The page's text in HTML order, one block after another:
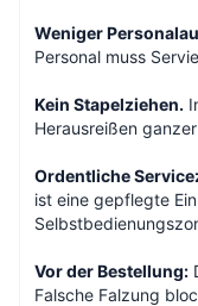
Weniger
Personal muss
Kein Stapelziehen.
Herausreißen
Ordentliche
ist eine gepflegte
Vor der Bestellung:
Falsche Falzung